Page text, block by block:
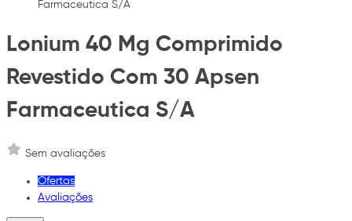
Farmaceutica S/A
Lonium 40 Mg Comprimido
Revestido Com 30 Apsen
Farmaceutica S/A
Sem avaliações
Ofertas
Avaliações